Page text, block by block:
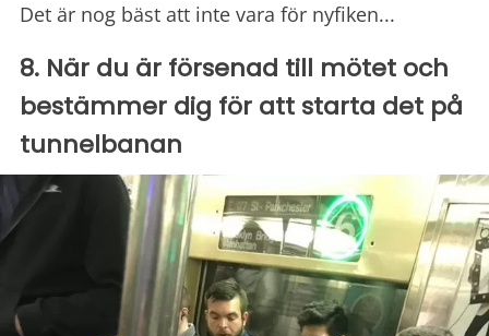
Det är nog bäst att inte vara för nyfiken...
8. När du är försenad till mötet och
bestämmer dig för att starta det på
tunnelbanan